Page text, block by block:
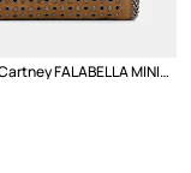
Stella McCartney FALABELLA MINI taška dámská z imitace semiše